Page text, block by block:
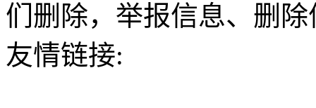
们删除，举报信息、删
友情链接: